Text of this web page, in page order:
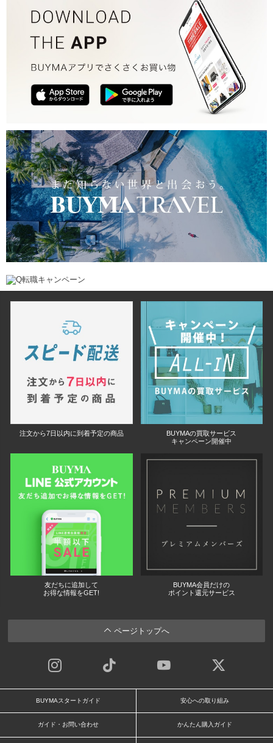
注文から7日以内に到着予定の商品
BUYMAの買取サービス
キャンペーン開催中
友だちに追加して
お得な情報をGET!
BUYMA会員だけの
ポイント還元サービス
ページトップへ
BUYMAスタートガイド 安心への取り組み
ガイド・お問い合わせ かんたん購入ガイド